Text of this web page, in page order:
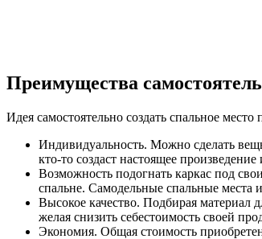
Преимущества
Идея самостоятельно создать спальное
Индивидуальность. Можно сделать
кто-то создаст настоящее произведение
Возможность подогнать каркас под
спальне. Самодельные спальные места
Высокое качество. Подбирая материал
желая снизить себестоимость своей
Экономия. Общая стоимость